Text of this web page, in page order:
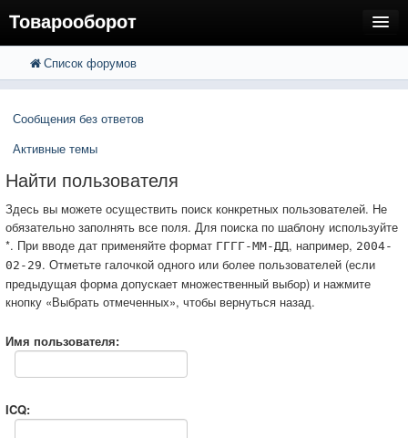
Товарооборот
FAQ
Вход
Расширенный поиск
Список форумов
Сообщения без ответов
Активные темы
Найти пользователя
Здесь вы можете осуществить поиск конкретных пользователей. Не
обязательно заполнять все поля. Для поиска по шаблону используйте
*. При вводе дат применяйте формат ГГГГ-ММ-ДД, например, 2004-
02-29. Отметьте галочкой одного или более пользователей (если
предыдущая форма допускает множественный выбор) и нажмите
кнопку «Выбрать отмеченных», чтобы вернуться назад.
Имя пользователя:
ICQ: